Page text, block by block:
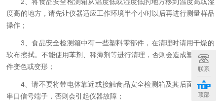
度高的地方，请先让仪器适应工作环境半个小时以后再进行测量样品
操作；
3、食品安全检测箱中有一些塑料零部件，在清理时请用干燥的
软布擦拭。不能使用苯剂、稀薄剂等进行清理，否则会造成塑料零部
件变色或变形；
4、请不要将带电体靠近或接触食品安全检测箱及其后面的方型
串口信号端子，否则会引起仪器故障；
联系
顶部